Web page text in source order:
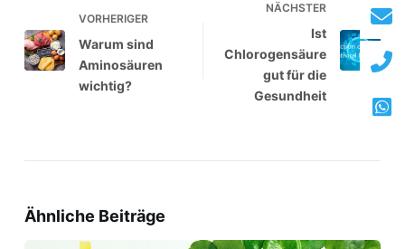
VORHERIGER
Warum sind
Aminosäuren
wichtig?
NÄCHSTER
Ist
Chlorogensäure
gut für die
Gesundheit
Ähnliche Beiträge